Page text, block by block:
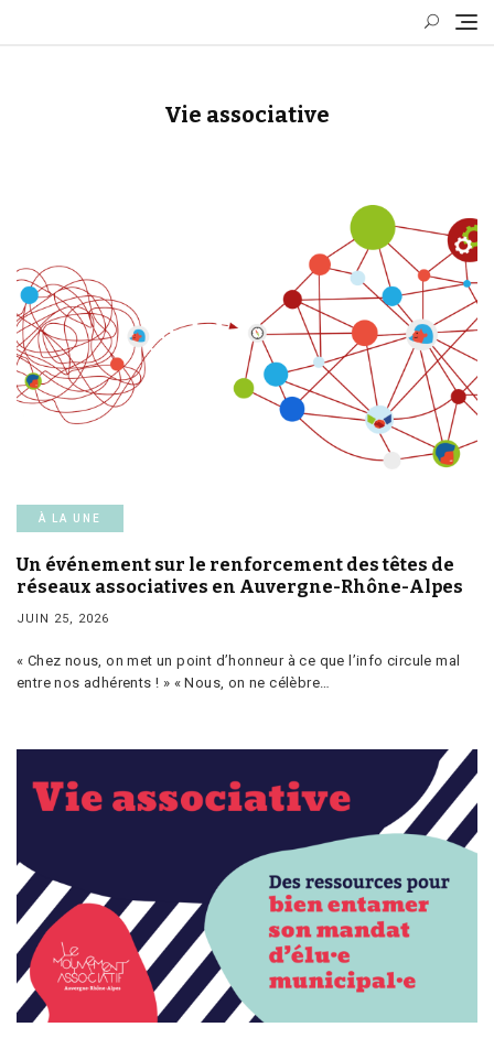
Vie associative
À LA UNE
Un événement sur le renforcement des têtes de
réseaux associatives en Auvergne-Rhône-Alpes
JUIN 25, 2026
« Chez nous, on met un point d’honneur à ce que l’info circule mal
entre nos adhérents ! » « Nous, on ne célèbre…